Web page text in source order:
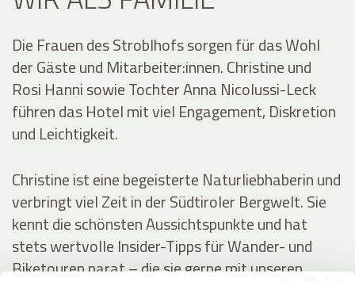
Die Frauen des Stroblhofs sorgen für das Wohl
der Gäste und Mitarbeiter:innen. Christine und
Rosi Hanni sowie Tochter Anna Nicolussi-Leck
führen das Hotel mit viel Engagement, Diskretion
und Leichtigkeit.
Christine ist eine begeisterte Naturliebhaberin und
verbringt viel Zeit in der Südtiroler Bergwelt. Sie
kennt die schönsten Aussichtspunkte und hat
stets wertvolle Insider-Tipps für Wander- und
Biketouren parat – die sie gerne mit unseren